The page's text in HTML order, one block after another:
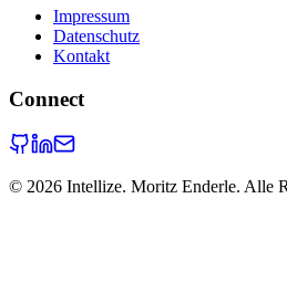
Impressum
Datenschutz
Kontakt
Connect
© 2026 Intellize. Moritz Enderle. Alle